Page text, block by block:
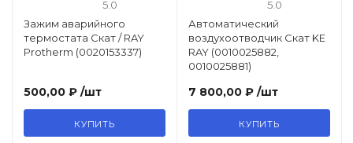
5.0
Зажим аварийного
термостата Скат / RAY
Protherm (0020153337)
500,00 ₽ /шт
КУПИТЬ
5.0
Автоматический
воздухоотводчик Скат KE
RAY (0010025882,
0010025881)
7 800,00 ₽ /шт
КУПИТЬ